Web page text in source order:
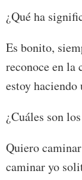
¿Qué ha
Es bonito,
reconoce en
estoy haciendo
¿Cuáles son
Quiero
caminar yo